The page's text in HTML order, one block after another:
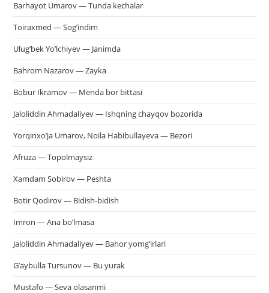
Barhayot Umarov — Tunda kechalar
Toiraxmed — Sog’indim
Ulug’bek Yo’lchiyev — Janimda
Bahrom Nazarov — Zayka
Bobur Ikramov — Menda bor bittasi
Jaloliddin Ahmadaliyev — Ishqning chayqov bozorida
Yorqinxo’ja Umarov, Noila Habibullayeva — Bezori
Afruza — Topolmaysiz
Xamdam Sobirov — Peshta
Botir Qodirov — Bidish-bidish
Imron — Ana bo’lmasa
Jaloliddin Ahmadaliyev — Bahor yomg’irlari
G’aybulla Tursunov — Bu yurak
Mustafo — Seva olasanmi